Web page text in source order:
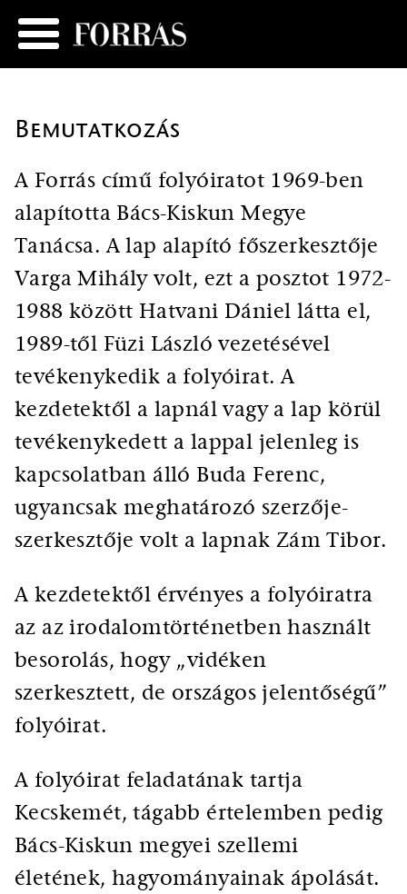
Bemutatkozás
A Forrás című folyóiratot 1969-ben
alapította Bács-Kiskun Megye
Tanácsa. A lap alapító főszerkesztője
Varga Mihály volt, ezt a posztot 1972-
1988 között Hatvani Dániel látta el,
1989-től Füzi László vezetésével
tevékenykedik a folyóirat. A
kezdetektől a lapnál vagy a lap körül
tevékenykedett a lappal jelenleg is
kapcsolatban álló Buda Ferenc,
ugyancsak meghatározó szerzője-
szerkesztője volt a lapnak Zám Tibor.
A kezdetektől érvényes a folyóiratra
az az irodalomtörténetben használt
besorolás, hogy „vidéken
szerkesztett, de országos jelentőségű”
folyóirat.
A folyóirat feladatának tartja
Kecskemét, tágabb értelemben pedig
Bács-Kiskun megyei szellemi
életének, hagyományainak ápolását.